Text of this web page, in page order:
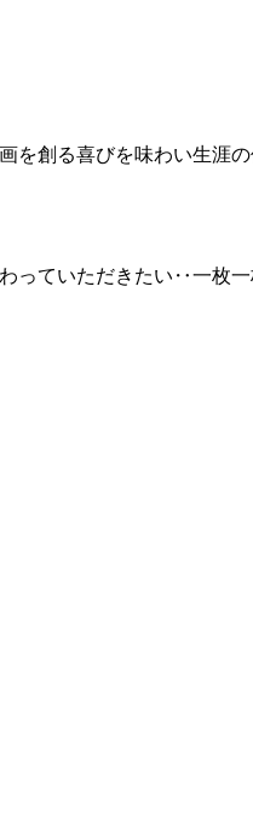
を創る喜びを味わい生涯
っていただきたい‥一枚